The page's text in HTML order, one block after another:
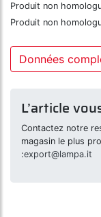
Produit non
Produit non
Données
L’article
Contactez notre
magasin le plus
:export@lampa.it